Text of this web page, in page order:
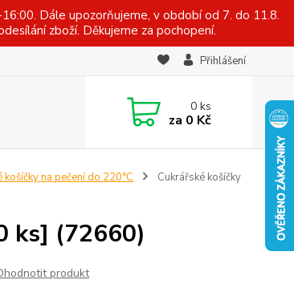
Dále upozorňujeme, v období od 7. do 11.8.
zboží. Děkujeme za pochopení.
Přihlášení
0ks
za 0 Kč
košíčky na pečení do 220°C
Cukrářské košíčky
ks] (72660)
produkt